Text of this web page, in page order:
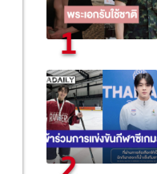
1